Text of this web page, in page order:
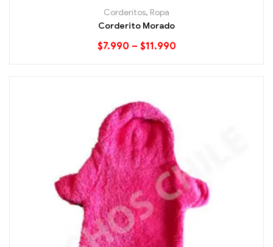
Corderitos, Ropa
Corderito Morado
$7.990 – $11.990